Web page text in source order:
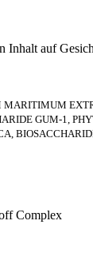
auf
GUM-1,